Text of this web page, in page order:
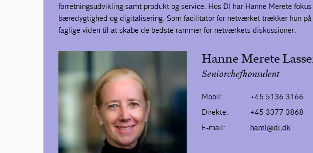
forretningsudvikling samt produkt og service. Hos DI har Hanne Merete
bæredygtighed og digitalisering. Som facilitator for netværket trækker hun på
faglige viden til at skabe de bedste rammer for netværkets diskussioner.
Hanne Merete
Seniorchefkonsulent
Mobil:
+45 5136 3166
Direkte:
+45 3377 3868
E-mail:
haml@di.dk